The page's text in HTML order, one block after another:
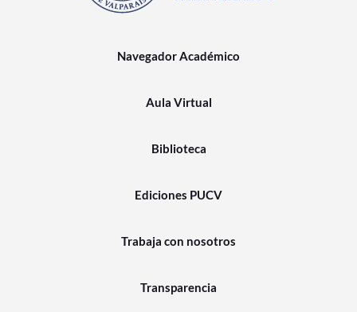
Navegador Académico
Aula Virtual
Biblioteca
Ediciones PUCV
Trabaja con nosotros
Transparencia